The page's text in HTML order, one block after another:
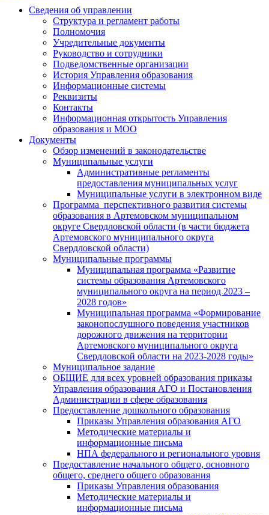
Сведения об управлении
Структура и регламент работы
Полномочия
Учредительные документы
Руководство и сотрудники
Подведомственные организации
История Управления образования
Информационные системы
Реквизиты
Контакты
Информационная открытость Управления
образования и МОО
Документы
Обзор изменений в законодательстве
Муниципальные услуги
Административные регламенты
предоставления муниципальных услуг
Муниципальные услуги в электронном виде
Программа перспективного развития системы
образования в Артемовском муниципальном
округе Свердловской области (в части бюджета
Артемовского муниципального округа
Свердловской области)
Муниципальные программы
Муниципальная программа «Развитие
системы образования Артемовского
муниципального округа на период 2023 –
2028 годов»
Муниципальная программа «Формирование
законопослушного поведения участников
дорожного движения на территории
Артемовского муниципального округа
Свердловской области на 2023-2028 годы»
Муниципальное задание
ОБЩИЕ для всех уровней образования приказы
Управления образования АГО и Постановления
Администрации в сфере образования
Предоставление дошкольного образования
Приказы Управления образования АГО
Методические материалы и
информационные письма
НПА федерального и регионального уровня
Предоставление начального общего, основного
общего, среднего общего образования
Приказы Управления образования
Методические материалы и
информационные письма